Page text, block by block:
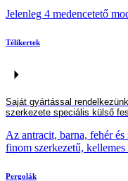
Jelenleg 4 medencetető
Télikertek
Saját gyártással
szerkezete speciális külső
Az antracit, barna, fehér
finom szerkezetű,
Pergolák